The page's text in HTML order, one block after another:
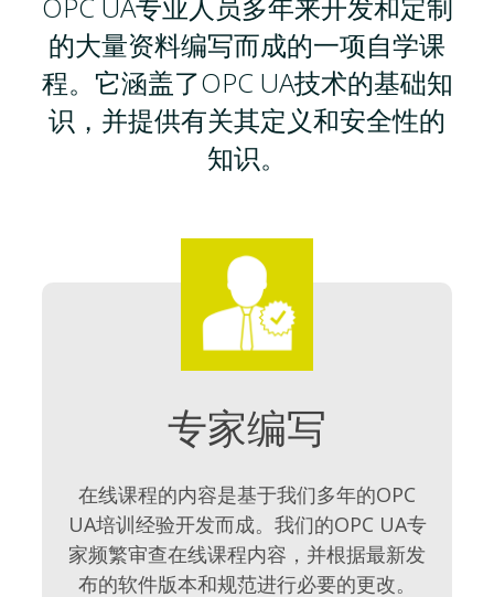
的大量资料编写而成的一项自学课
程。它涵盖了OPC UA技术的基础知
识，并提供有关其定义和安全性的
知识。
专家编写
在线课程的内容是基于我们多年的OPC
UA培训经验开发而成。我们的OPC UA专
家频繁审查在线课程内容，并根据最新发
布的软件版本和规范进行必要的更改。